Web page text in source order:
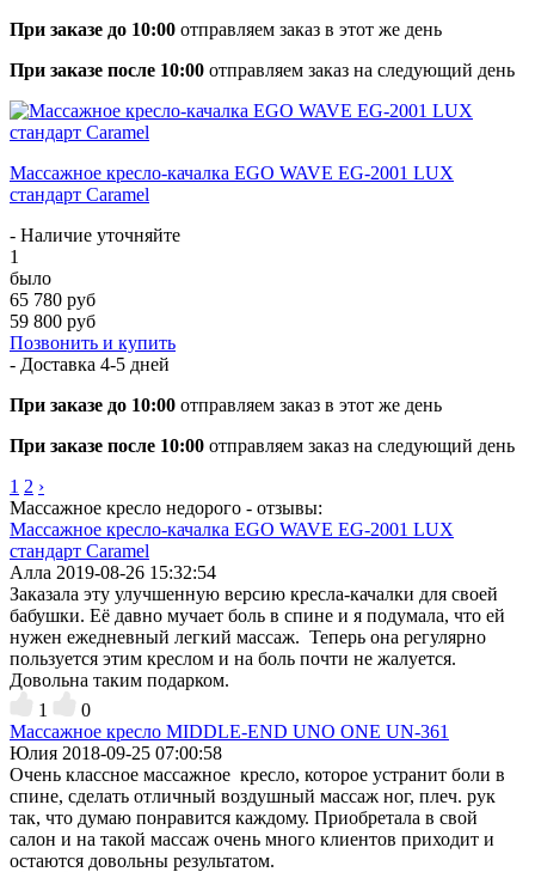
При заказе до 10:00 отправляем заказ в этот же день
При заказе после 10:00 отправляем заказ на следующий день
Массажное кресло-качалка EGO WAVE EG-2001 LUX
стандарт Caramel
- Наличие уточняйте
1
было
65 780 руб
59 800 руб
Позвонить и купить
- Доставка 4-5 дней
При заказе до 10:00 отправляем заказ в этот же день
При заказе после 10:00 отправляем заказ на следующий день
1 2 ›
Массажное кресло недорого - отзывы:
Массажное кресло-качалка EGO WAVE EG-2001 LUX
стандарт Caramel
Алла 2019-08-26 15:32:54
Заказала эту улучшенную версию кресла-качалки для своей
бабушки. Её давно мучает боль в спине и я подумала, что ей
нужен ежедневный легкий массаж. Теперь она регулярно
пользуется этим креслом и на боль почти не жалуется.
Довольна таким подарком.
1
0
Массажное кресло MIDDLE-END UNO ONE UN-361
Юлия 2018-09-25 07:00:58
Очень классное массажное кресло, которое устранит боли в
спине, сделать отличный воздушный массаж ног, плеч. рук
так, что думаю понравится каждому. Приобретала в свой
салон и на такой массаж очень много клиентов приходит и
остаются довольны результатом.